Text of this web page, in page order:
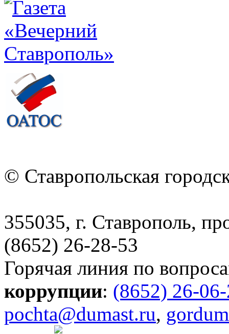
© Ставропольская
355035, г. Ставрополь,
(8652) 26-28-53
Горячая линия по
коррупции: (8652) 26-
pochta@dumast.ru,